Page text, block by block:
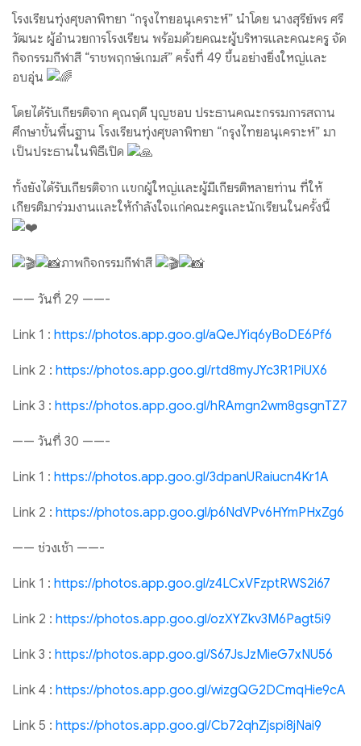
โรงเรียนทุ่งศุขลาพิทยา “กรุงไทยอนุเคราะห์” นำโดย นางสุรีย์พร ศรี
วัฒนะ ผู้อำนวยการโรงเรียน พร้อมด้วยคณะผู้บริหารและคณะครู จัด
กิจกรรมกีฬาสี “ราชพฤกษ์เกมส์” ครั้งที่ 49 ขึ้นอย่างยิ่งใหญ่และ
อบอุ่น
โดยได้รับเกียรติจาก คุณฤดี บุญชอบ ประธานคณะกรรมการสถาน
ศึกษาขั้นพื้นฐาน โรงเรียนทุ่งศุขลาพิทยา “กรุงไทยอนุเคราะห์” มา
เป็นประธานในพิธีเปิด
ทั้งยังได้รับเกียรติจาก แขกผู้ใหญ่และผู้มีเกียรติหลายท่าน ที่ให้
เกียรติมาร่วมงานและให้กำลังใจแก่คณะครูและนักเรียนในครั้งนี้
ภาพกิจกรรมกีฬาสี
—— วันที่ 29 ——-
Link 1 : https://photos.app.goo.gl/aQeJYiq6yBoDE6Pf6
Link 2 : https://photos.app.goo.gl/rtd8myJYc3R1PiUX6
Link 3 : https://photos.app.goo.gl/hRAmgn2wm8gsgnTZ7
—— วันที่ 30 ——-
Link 1 : https://photos.app.goo.gl/3dpanURaiucn4Kr1A
Link 2 : https://photos.app.goo.gl/p6NdVPv6HYmPHxZg6
—— ช่วงเช้า ——-
Link 1 : https://photos.app.goo.gl/z4LCxVFzptRWS2i67
Link 2 : https://photos.app.goo.gl/ozXYZkv3M6Pagt5i9
Link 3 : https://photos.app.goo.gl/S67JsJzMieG7xNU56
Link 4 : https://photos.app.goo.gl/wizgQG2DCmqHie9cA
Link 5 : https://photos.app.goo.gl/Cb72qhZjspi8jNai9